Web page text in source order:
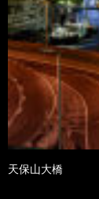
天保山大橋